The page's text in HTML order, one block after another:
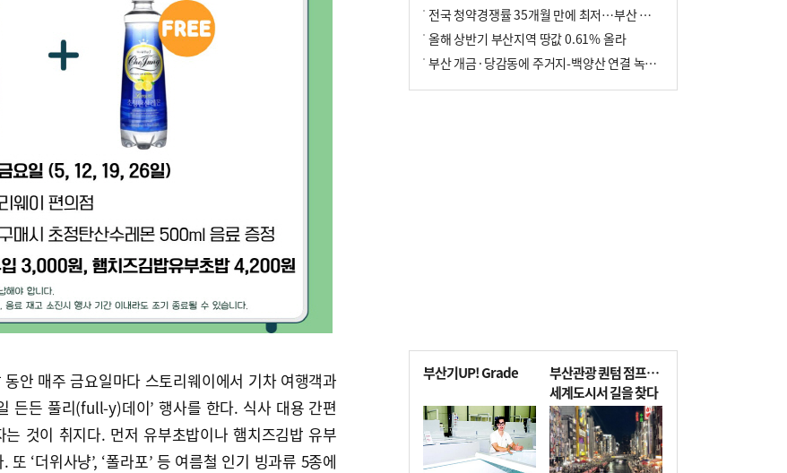
안 매주 금요일마다 스토리웨이에서 기차 여행객과
든든 풀리(full-y)데이’ 행사를 한다. 식사 대용 간편
것이 취지다. 먼저 유부초밥이나 햄치즈김밥 유부
‘더위사냥’, ‘폴라포’ 등 여름철 인기 빙과류 5종에
전국 청약경쟁률 35개월 만에 최저…부산 미분양 ‘적체’ 심화
올해 상반기 부산지역 땅값 0.61% 올라
부산 개금·당감동에 주거지-백양산 연결 녹지 조성
부산기UP! Grade
부산관광 퀀텀 점프…
세계도시서 길을 찾다